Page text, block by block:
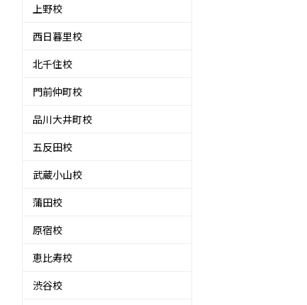
上野校
西日暮里校
北千住校
門前仲町校
品川大井町校
五反田校
武蔵小山校
蒲田校
原宿校
恵比寿校
渋谷校